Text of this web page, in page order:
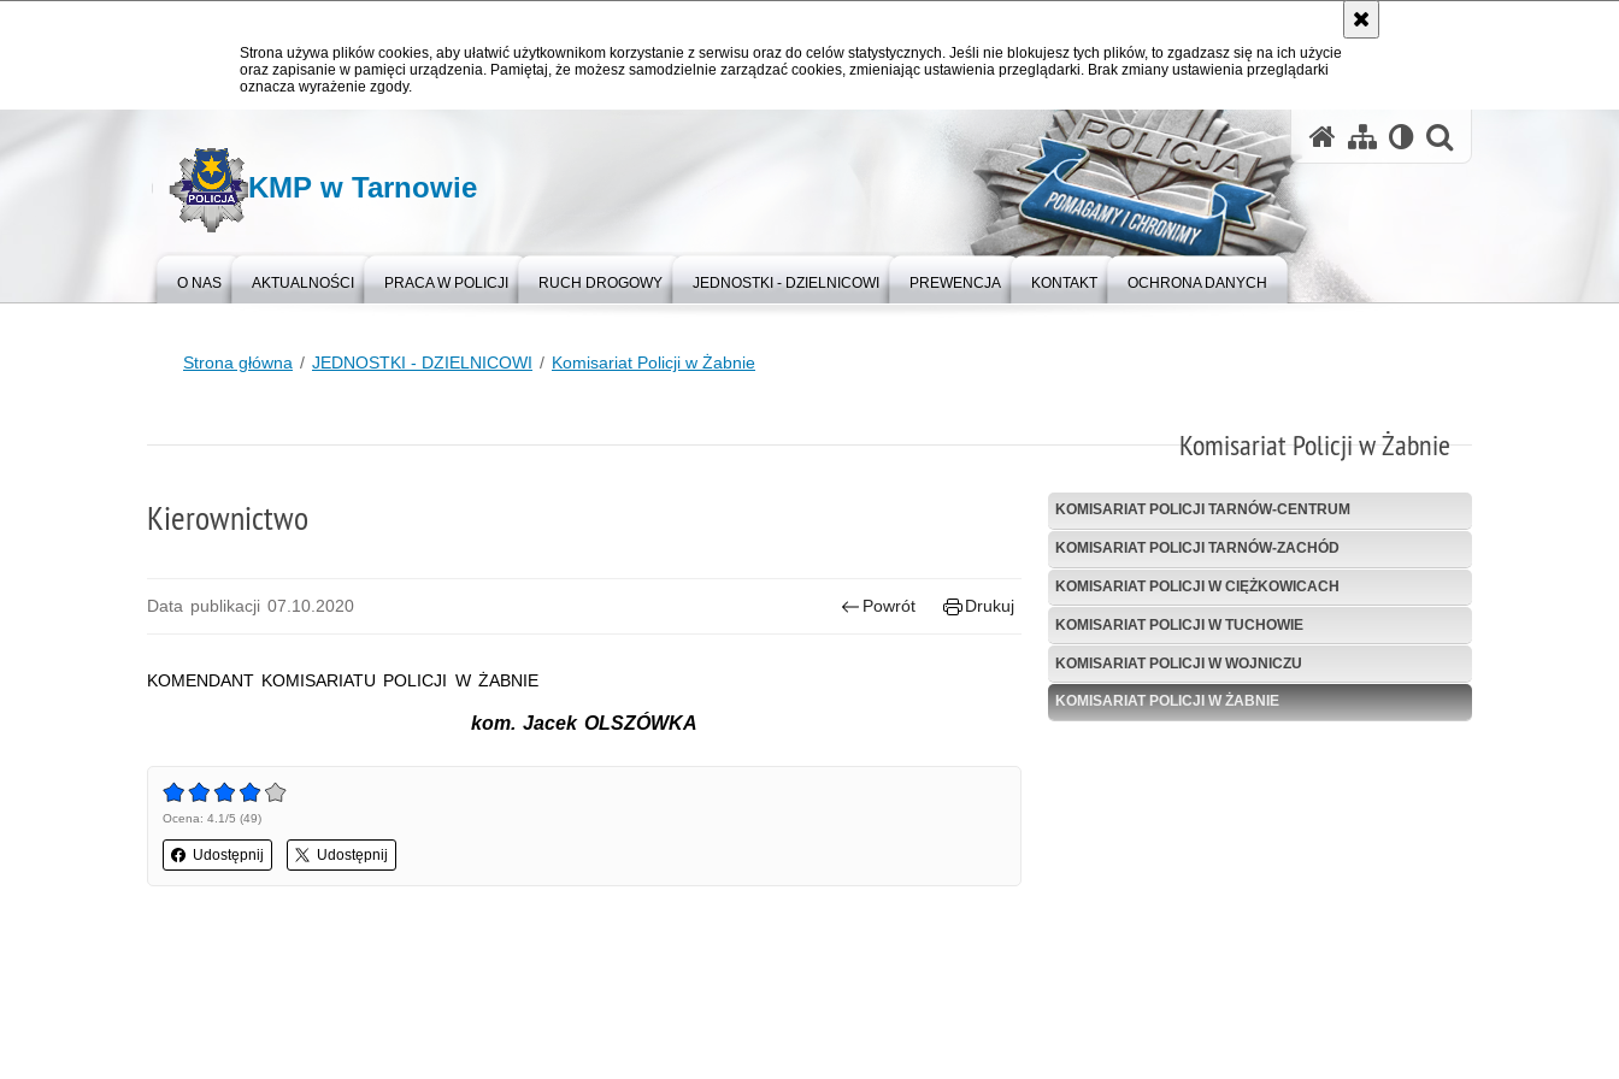
Strona używa plików cookies, aby ułatwić użytkownikom korzystanie z serwisu oraz do celów statystycznych. Jeśli nie blokujesz tych plików, to zgadzasz się na ich użycie
oraz zapisanie w pamięci urządzenia. Pamiętaj, że możesz samodzielnie zarządzać cookies, zmieniając ustawienia przeglądarki. Brak zmiany ustawienia przeglądarki
oznacza wyrażenie zgody.
KMP w Tarnowie
O NAS AKTUALNOŚCI PRACA W POLICJI RUCH DROGOWY JEDNOSTKI - DZIELNICOWI PREWENCJA KONTAKT OCHRONA DANYCH
Strona główna JEDNOSTKI - DZIELNICOWI Komisariat Policji w Żabnie
Komisariat Policji w Żabnie
Kierownictwo
Data publikacji 07.10.2020 Powrót Drukuj
KOMENDANT KOMISARIATU POLICJI W ŻABNIE
kom. Jacek OLSZÓWKA
Ocena: 4.1/5 (49)
Udostępnij Udostępnij
KOMISARIAT POLICJI TARNÓW-CENTRUM
KOMISARIAT POLICJI TARNÓW-ZACHÓD
KOMISARIAT POLICJI W CIĘŻKOWICACH
KOMISARIAT POLICJI W TUCHOWIE
KOMISARIAT POLICJI W WOJNICZU
KOMISARIAT POLICJI W ŻABNIE